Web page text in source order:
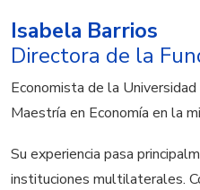
Isabela Barrios
Directora de la
Economista de la
Maestría en Economía en la
Su experiencia pasa
instituciones multilaterales.